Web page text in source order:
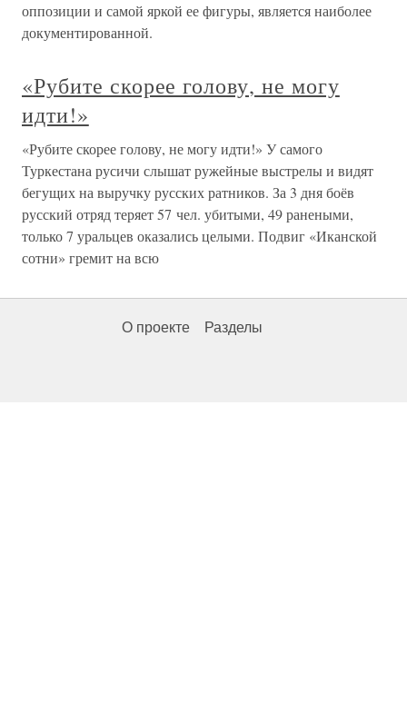
оппозиции и самой яркой ее фигуры, является наиболее
документированной.
«Рубите скорее голову, не могу
идти!»
«Рубите скорее голову, не могу идти!» У самого
Туркестана русичи слышат ружейные выстрелы и видят
бегущих на выручку русских ратников. За 3 дня боёв
русский отряд теряет 57 чел. убитыми, 49 ранеными,
только 7 уральцев оказались целыми. Подвиг «Иканской
сотни» гремит на всю
О проекте Разделы